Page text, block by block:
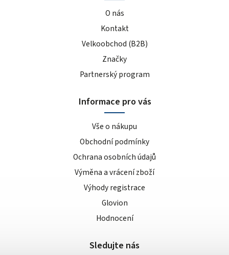
O nás
Kontakt
Velkoobchod (B2B)
Značky
Partnerský program
Informace pro vás
Vše o nákupu
Obchodní podmínky
Ochrana osobních údajů
Výměna a vrácení zboží
Výhody registrace
Glovion
Hodnocení
Sledujte nás